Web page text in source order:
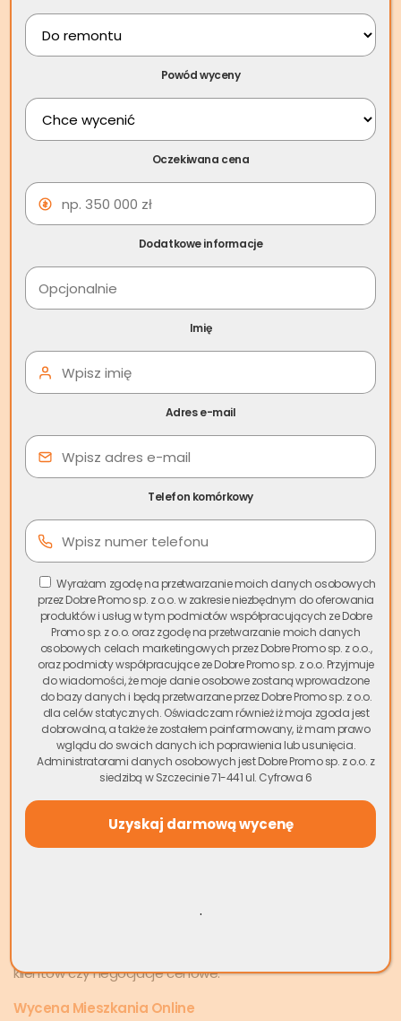
Skup nieruchomości
Poddębice – szybka
sprzedaż za gotówkę
Skup nieruchomości
Poddębice – Jak sprzedać
szybko mieszkanie za
gotówkę w Poddębicach?
Poddębice to malownicze miasto w województwie
zarówno wśród inwestorów, jak i osób szukających
spokojnego miejsca do życia. Centrum miasta z
charakterystycznym rynkiem oraz okoliczne osiedla
mieszkaniowe tworzą zróżnicowany rynek nieruchomości.
Właśnie wPoddębicach
zapotrzebowanie naskup nieruchomości, dlatego firma
Skup.iooferuje kompleksowe usługi w zakresieskupu
mieszkań w Poddębicach.
Spis treści
Nasza usługa jest odpowiedzią na potrzeby właścicieli,
którzy potrzebująszybkiej sprzedaży mieszkania w
Poddębicachbez zbędnych formalności i długiego
oczekiwania. Jako lider rynku skupu nieruchomości w Polsce,
gwarantujemy przeprowadzenie całej transakcji nawet w
ciągu kilku dni, co jest niemożliwe w przypadku tradycyjnej
klientów czy negocjacje cenowe.
Wycena Mieszkania Online
Powód wyceny
Oczekiwana cena
Dodatkowe informacje
Imię
Adres e-mail
Telefon komórkowy
Wyrażam zgodę na przetwarzanie moich danych osobowych
przez Dobre Promo sp. z o.o. w zakresie niezbędnym do oferowania
produktów i usług w tym podmiotów współpracujących ze Dobre
Promo sp. z o.o. oraz zgodę na przetwarzanie moich danych
osobowych celach marketingowych przez Dobre Promo sp. z o.o.,
oraz podmioty współpracujące ze Dobre Promo sp. z o.o. Przyjmuje
do wiadomości, że moje danie osobowe zostaną wprowadzone
do bazy danych i będą przetwarzane przez Dobre Promo sp. z o.o.
dla celów statycznych. Oświadczam również iż moja zgoda jest
dobrowolna, a także że zostałem poinformowany, iż mam prawo
wglądu do swoich danych ich poprawienia lub usunięcia.
Administratorami danych osobowych jest Dobre Promo sp. z o.o. z
siedzibą w Szczecinie 71-441 ul. Cyfrowa 6
.